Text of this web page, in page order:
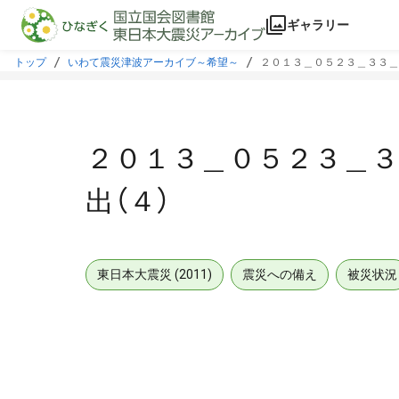
本文に飛ぶ
ギャラリー
トップ いわて震災津波アーカイブ～希望～ ２０１３＿０５２３＿３３
２０１３＿０５２３
出（４）
東日本大震災 (2011) 震災への備え 被災状況